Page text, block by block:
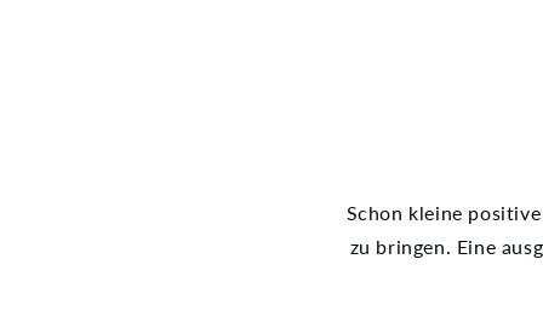
Schon kleine
zu bringen. Eine